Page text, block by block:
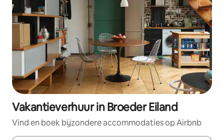
Vakantieverhuur in Broeder Eiland
Vind en boek bijzondere accommodaties op Airbnb